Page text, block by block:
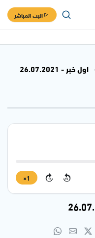
البث المباشر
اول خبر - 26.07.2021
15
15
1×